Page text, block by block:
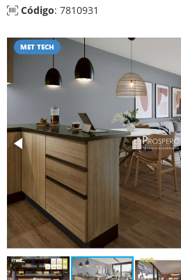
Código: 7810931
MET TECH